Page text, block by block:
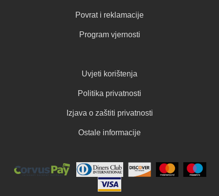
Povrat i reklamacije
Program vjernosti
Uvjeti korištenja
Politika privatnosti
Izjava o zaštiti privatnosti
Ostale informacije